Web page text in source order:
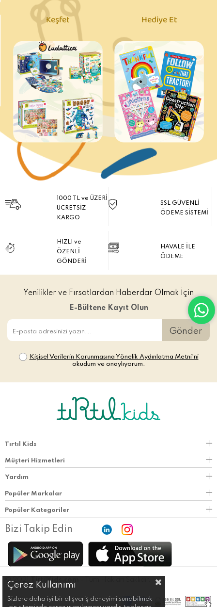
Keşfet Hediye Et
1000 TL ve ÜZERİ
ÜCRETSİZ
KARGO
SSL GÜVENLİ
ÖDEME SİSTEMİ
HIZLI ve
ÖZENLİ
GÖNDERİ
HAVALE İLE
ÖDEME
Yenilikler ve Fırsatlardan Haberdar Olmak İçin
E-Bültene Kayıt Olun
Gönder
Kişisel Verilerin Korunmasına Yönelik Aydınlatma Metni’ni
okudum ve onaylıyorum.
Tırtıl Kids
Müşteri Hizmetleri
Yardım
Popüler Markalar
Popüler Kategoriler
Bizi Takip Edin
© 2021 TirtilKids.com
Çerez Kullanımı
Sizlere daha iyi bir alışveriş deneyimi sunabilmek